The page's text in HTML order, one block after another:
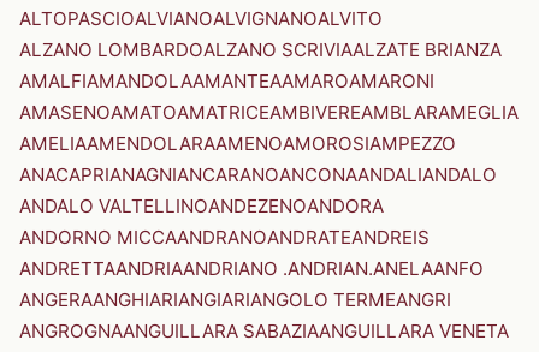
ALTOPASCIOALVIANOALVIGNANOALVITO
ALZANO LOMBARDOALZANO SCRIVIAALZATE BRIANZA
AMALFIAMANDOLAAMANTEAAMAROAMARONI
AMASENOAMATOAMATRICEAMBIVEREAMBLARAMEGLIA
AMELIAAMENDOLARAAMENOAMOROSIAMPEZZO
ANACAPRIANAGNIANCARANOANCONAANDALIANDALO
ANDALO VALTELLINOANDEZENOANDORA
ANDORNO MICCAANDRANOANDRATEANDREIS
ANDRETTAANDRIAANDRIANO .ANDRIAN.ANELAANFO
ANGERAANGHIARIANGIARIANGOLO TERMEANGRI
ANGROGNAANGUILLARA SABAZIAANGUILLARA VENETA